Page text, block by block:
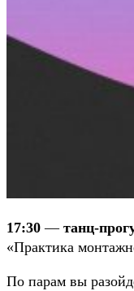
17:30 — танц-
«Практика
По парам вы